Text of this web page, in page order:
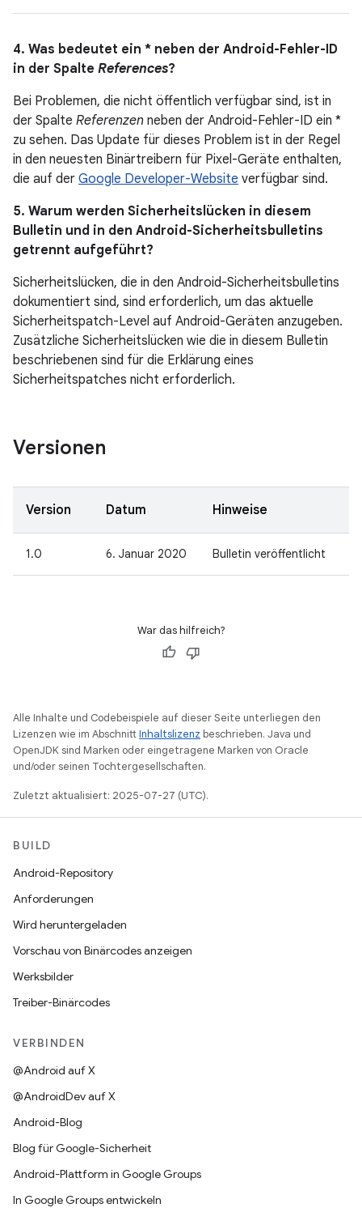
4. Was bedeutet ein * neben der Android-Fehler-ID
in der Spalte References?
Bei Problemen, die nicht öffentlich verfügbar sind, ist in
der Spalte Referenzen neben der Android-Fehler-ID ein *
zu sehen. Das Update für dieses Problem ist in der Regel
in den neuesten Binärtreibern für Pixel-Geräte enthalten,
die auf der Google Developer-Website verfügbar sind.
5. Warum werden Sicherheitslücken in diesem
Bulletin und in den Android-Sicherheitsbulletins
getrennt aufgeführt?
Sicherheitslücken, die in den Android-Sicherheitsbulletins
dokumentiert sind, sind erforderlich, um das aktuelle
Sicherheitspatch-Level auf Android-Geräten anzugeben.
Zusätzliche Sicherheitslücken wie die in diesem Bulletin
beschriebenen sind für die Erklärung eines
Sicherheitspatches nicht erforderlich.
Versionen
Version Datum Hinweise
1.0 6. Januar 2020 Bulletin veröffentlicht
War das hilfreich?
Alle Inhalte und Codebeispiele auf dieser Seite unterliegen den
Lizenzen wie im AbschnittInhaltslizenz beschrieben. Java und
OpenJDK sind Marken oder eingetragene Marken von Oracle
und/oder seinen Tochtergesellschaften.
Zuletzt aktualisiert: 2025-07-27 (UTC).
BUILD
Android-Repository
Anforderungen
Wird heruntergeladen
Vorschau von Binärcodes anzeigen
Werksbilder
Treiber-Binärcodes
VERBINDEN
@Android auf X
@AndroidDev auf X
Android-Blog
Blog für Google-Sicherheit
Android-Plattform in Google Groups
In Google Groups entwickeln